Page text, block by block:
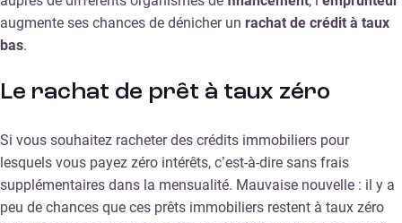
augmente ses chances de dénicher un rachat de crédit à taux
bas.
Le rachat de prêt à taux zéro
Si vous souhaitez racheter des crédits immobiliers pour
lesquels vous payez zéro intérêts, c’est-à-dire sans frais
supplémentaires dans la mensualité. Mauvaise nouvelle : il y a
peu de chances que ces prêts immobiliers restent à taux zéro